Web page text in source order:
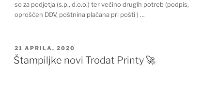
so za podjetja (s.p., d.o.o.) ter večino drugih potreb (podpis,
oproščen DDV, poštnina plačana pri pošti ) …
OBJAVLJENO
DNE
21 APRILA, 2020
Štampiljke novi Trodat Printy 🚀